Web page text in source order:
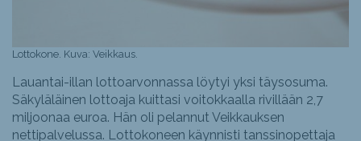
Lottokone. Kuva: Veikkaus.
Lauantai-illan lottoarvonnassa löytyi yksi täysosuma.
Säkyläläinen lottoaja kuittasi voitokkaalla rivillään 2,7
miljoonaa euroa. Hän oli pelannut Veikkauksen
nettipalvelussa. Lottokoneen käynnisti tanssinopettaja